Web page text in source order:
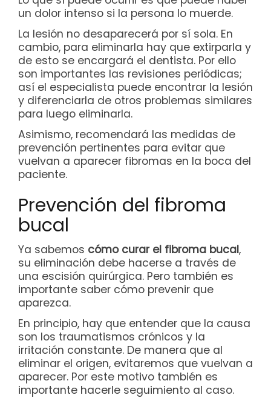
un dolor intenso si la persona lo muerde.
La lesión no desaparecerá por sí sola. En
cambio, para eliminarla hay que extirparla y
de esto se encargará el dentista. Por ello
son importantes las revisiones periódicas;
así el especialista puede encontrar la lesión
y diferenciarla de otros problemas similares
para luego eliminarla.
Asimismo, recomendará las medidas de
prevención pertinentes para evitar que
vuelvan a aparecer fibromas en la boca del
paciente.
Prevención del fibroma
bucal
Ya sabemos cómo curar el fibroma bucal,
su eliminación debe hacerse a través de
una escisión quirúrgica. Pero también es
importante saber cómo prevenir que
aparezca.
En principio, hay que entender que la causa
son los traumatismos crónicos y la
irritación constante. De manera que al
eliminar el origen, evitaremos que vuelvan a
aparecer. Por este motivo también es
importante hacerle seguimiento al caso.